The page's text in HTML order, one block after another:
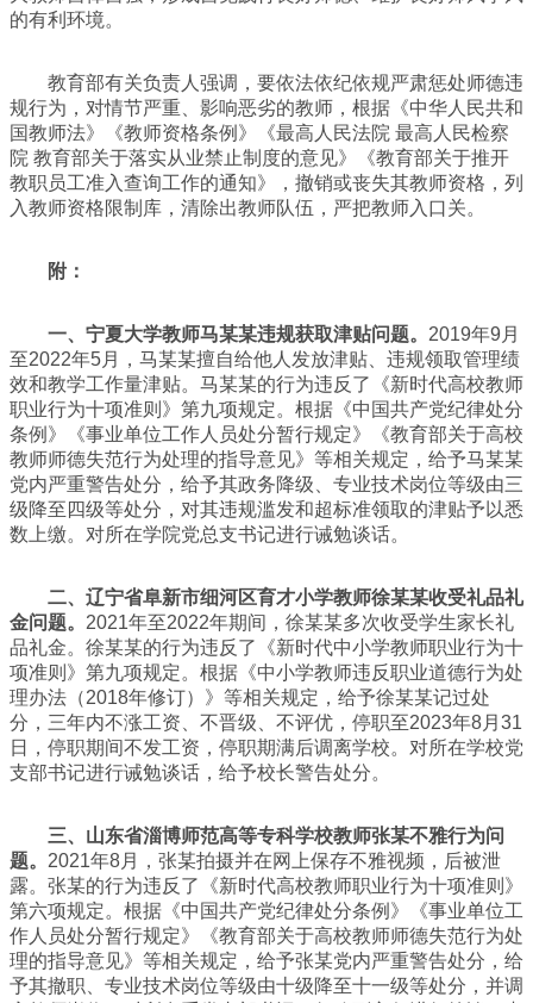
的有利环境。
教育部有关负责人强调，要依法依纪依规严肃惩处师德违
规行为，对情节严重、影响恶劣的教师，根据《中华人民共和
国教师法》《教师资格条例》《最高人民法院 最高人民检察
院 教育部关于落实从业禁止制度的意见》《教育部关于推开
教职员工准入查询工作的通知》，撤销或丧失其教师资格，列
入教师资格限制库，清除出教师队伍，严把教师入口关。
附：
一、宁夏大学教师马某某违规获取津贴问题。 2019年9月
至2022年5月，马某某擅自给他人发放津贴、违规领取管理绩
效和教学工作量津贴。马某某的行为违反了《新时代高校教师
职业行为十项准则》第九项规定。根据《中国共产党纪律处分
条例》《事业单位工作人员处分暂行规定》《教育部关于高校
教师师德失范行为处理的指导意见》等相关规定，给予马某某
党内严重警告处分，给予其政务降级、专业技术岗位等级由三
级降至四级等处分，对其违规滥发和超标准领取的津贴予以悉
数上缴。对所在学院党总支书记进行诫勉谈话。
二、辽宁省阜新市细河区育才小学教师徐某某收受礼品礼
金问题。 2021年至2022年期间，徐某某多次收受学生家长礼
品礼金。徐某某的行为违反了《新时代中小学教师职业行为十
项准则》第九项规定。根据《中小学教师违反职业道德行为处
理办法（2018年修订）》等相关规定，给予徐某某记过处
分，三年内不涨工资、不晋级、不评优，停职至2023年8月31
日，停职期间不发工资，停职期满后调离学校。对所在学校党
支部书记进行诫勉谈话，给予校长警告处分。
三、山东省淄博师范高等专科学校教师张某不雅行为问
题。 2021年8月，张某拍摄并在网上保存不雅视频，后被泄
露。张某的行为违反了《新时代高校教师职业行为十项准则》
第六项规定。根据《中国共产党纪律处分条例》《事业单位工
作人员处分暂行规定》《教育部关于高校教师师德失范行为处
理的指导意见》等相关规定，给予张某党内严重警告处分，给
予其撤职、专业技术岗位等级由十级降至十一级等处分，并调